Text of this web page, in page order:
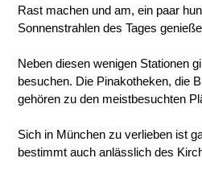
Rast machen und am, ein paar
Sonnenstrahlen des Tages
Neben diesen wenigen Stationen
besuchen. Die Pinakotheken, die
gehören zu den meistbesuchten
Sich in München zu verlieben ist
bestimmt auch anlässlich des